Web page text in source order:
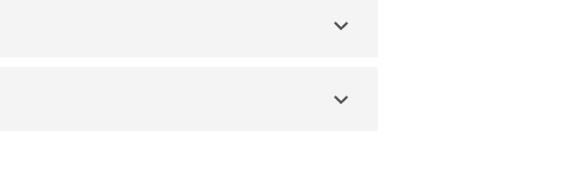
イトでご確認頂くか、お電話でお問い合わ